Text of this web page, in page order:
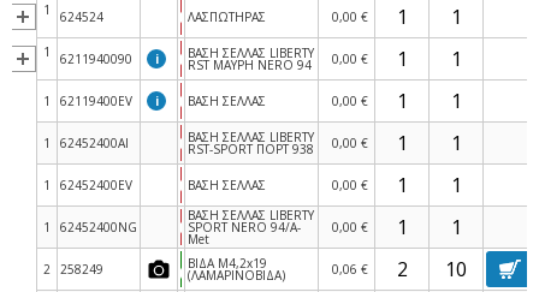
1 624524 ΛΑΣΠΩΤΗΡΑΣ 0,00 €
1 6211940090 i ΒΑΣΗ ΣΕΛΛΑΣ LIBERTY
RST ΜΑΥΡΗ NERO 94 0,00 €
1 62119400EV i ΒΑΣΗ ΣΕΛΛΑΣ 0,00 €
1 62452400AI ΒΑΣΗ ΣΕΛΛΑΣ LIBERTY
RST-SPORT ΠΟΡΤ 938 0,00 €
1 62452400EV ΒΑΣΗ ΣΕΛΛΑΣ 0,00 €
1 62452400NG
ΒΑΣΗ ΣΕΛΛΑΣ LIBERTY
SPORT NERO 94/A-
Met
0,00 €
2 258249 ΒΙΔΑ M4,2x19
(ΛΑΜΑΡΙΝΟΒΙΔΑ) 0,06 €